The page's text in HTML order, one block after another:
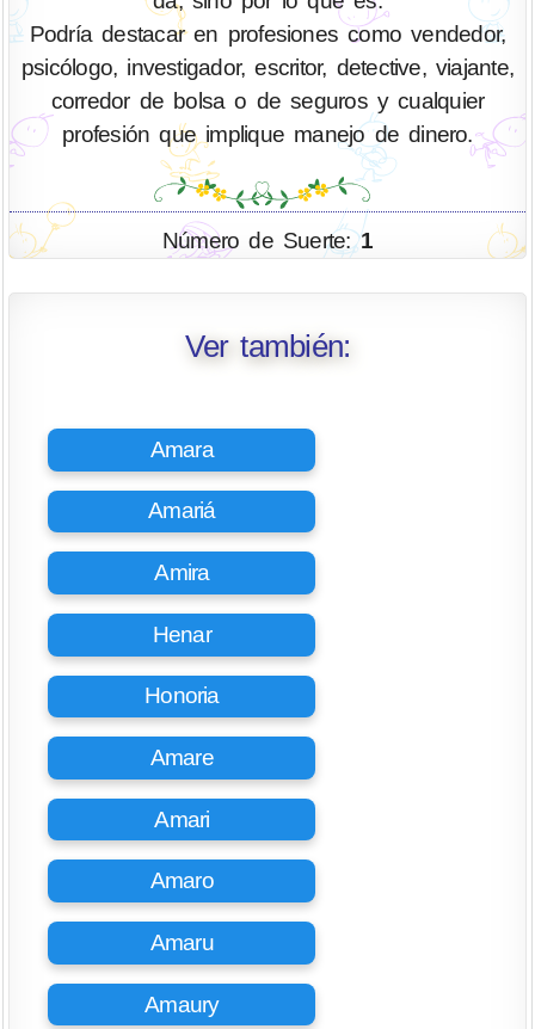
Podría destacar en profesiones como vendedor,
psicólogo, investigador, escritor, detective, viajante,
corredor de bolsa o de seguros y cualquier
profesión que implique manejo de dinero.
Número de Suerte:1
Ver también:
Amara
Amariá
Amira
Henar
Honoria
Amare
Amari
Amaro
Amaru
Amaury